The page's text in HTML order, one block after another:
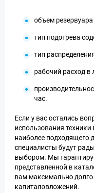
объем
тип подогрева
тип
рабочий расход в
час.
Если у вас остались
использования
наиболее подходящего
специалисты будут
выбором. Мы
представленной в
вам максимально долго
капиталовложений.